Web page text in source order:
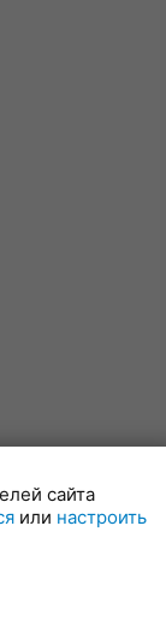
Ровенская Слобода
Рогачев
сайта
или настроить